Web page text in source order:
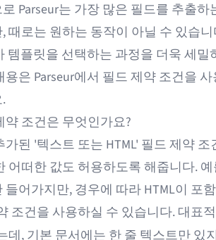
Parseur는 가장 많은 필드를 추출
때로는 원하는 동작이 아닐 수 있습
템플릿을 선택하는 과정을 더욱 세
용은 Parseur에서 필드 제약 조건을
약 조건은 무엇인가요?
된 '텍스트 또는 HTML' 필드 제약 조
어떠한 값도 허용하도록 해줍니다.
들어가지만, 경우에 따라 HTML이 포
조건을 사용하실 수 있습니다. 대표
데, 기본 문서에는 한 줄 텍스트만 있